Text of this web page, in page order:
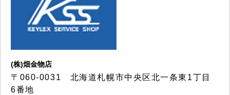
(株)畑金物店
〒060-0031 北海道札幌市中央区北一条東1丁目
6番地